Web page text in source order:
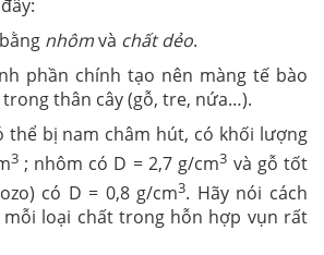
nhômvà chất dẻo.
phần chính tạo nên màng tế bào
thân cây (gỗ, tre, nứa…).
thể bị nam châm hút, có khối lượng
3 ; nhôm có D = 2,7 g/cm3 và gỗ tốt
có D = 0,8 g/cm3. Hãy nói cách
mỗi loại chất trong hỗn hợp vụn rất